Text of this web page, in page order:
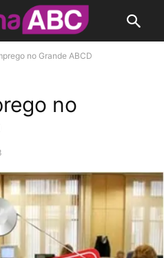
no Grande ABCD
no